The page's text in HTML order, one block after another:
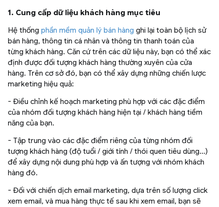
1. Cung cấp dữ liệu khách hàng mục tiêu
Hệ thống phần mềm quản lý bán hàng ghi lại toàn bộ lịch sử
bán hàng, thông tin cá nhân và thông tin thanh toán của
từng khách hàng. Căn cứ trên các dữ liệu này, bạn có thể xác
định được đối tượng khách hàng thường xuyên của cửa
hàng. Trên cơ sở đó, bạn có thể xây dựng những chiến lược
marketing hiệu quả:
- Điều chỉnh kế hoạch marketing phù hợp với các đặc điểm
của nhóm đối tượng khách hàng hiện tại / khách hàng tiềm
năng của bạn.
- Tập trung vào các đặc điểm riêng của từng nhóm đối
tượng khách hàng (độ tuổi / giới tính / thói quen tiêu dùng…)
để xây dựng nội dung phù hợp và ấn tượng với nhóm khách
hàng đó.
- Đối với chiến dịch email marketing, dựa trên số lượng click
xem email, và mua hàng thực tế sau khi xem email, bạn sẽ